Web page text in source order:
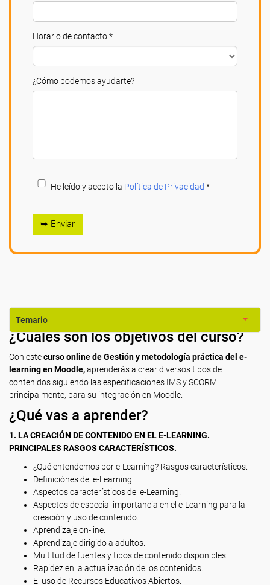
Horario de contacto *
¿Cómo podemos ayudarte?
He leído y acepto la Política de Privacidad *
➥ Enviar
Temario
¿Cuáles son los objetivos del curso?
Con estecurso online de Gestión y metodología práctica del e-
learning en Moodle,aprenderás a crear diversos tipos de
contenidos siguiendo las especificaciones IMS y SCORM
principalmente, para su integración en Moodle.
¿Qué vas a aprender?
1. LA CREACIÓN DE CONTENIDO EN EL E-LEARNING.
PRINCIPALES RASGOS CARACTERÍSTICOS.
¿Qué entendemos por e-Learning? Rasgos característicos.
Definiciónes del e-Learning.
Aspectos característicos del e-Learning.
Aspectos de especial importancia en el e-Learning para la
creación y uso de contenido.
Aprendizaje on-line.
Aprendizaje dirigido a adultos.
Multitud de fuentes y tipos de contenido disponibles.
Rapidez en la actualización de los contenidos.
El uso de Recursos Educativos Abiertos.